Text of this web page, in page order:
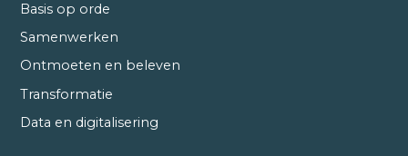
Basis op orde
Samenwerken
Ontmoeten en beleven
Transformatie
Data en digitalisering